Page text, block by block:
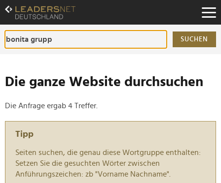
Zum
Inhalt
Zur
Fußzeilen-
Navigation
SUCHEN
Die ganze Website durchsuchen
Die Anfrage ergab 4 Treffer.
Tipp
Seiten suchen, die genau diese Wortgruppe enthalten:
Setzen Sie die gesuchten Wörter zwischen
Anführungszeichen: zb "Vorname Nachname".